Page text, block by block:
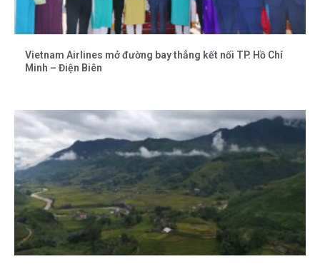
Vietnam Airlines mở đường bay thẳng kết nối TP. Hồ Chí
Minh – Điện Biên